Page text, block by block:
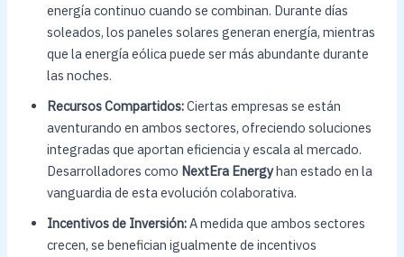
energía continuo cuando se combinan. Durante días
soleados, los paneles solares generan energía, mientras
que la energía eólica puede ser más abundante durante
las noches.
Recursos Compartidos:Ciertas empresas se están
aventurando en ambos sectores, ofreciendo soluciones
integradas que aportan eficiencia y escala al mercado.
Desarrolladores como NextEra Energyhan estado en la
vanguardia de esta evolución colaborativa.
Incentivos de Inversión:A medida que ambos sectores
crecen, se benefician igualmente de incentivos